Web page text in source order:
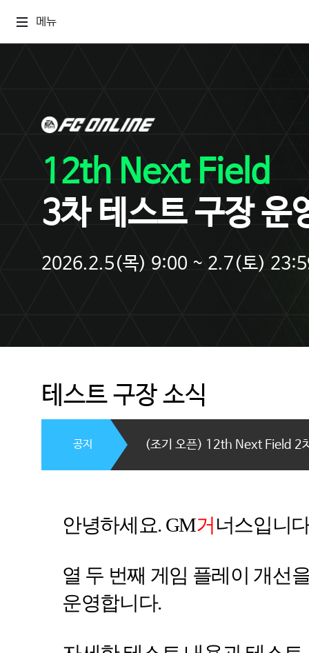
메뉴
12th Next Field
3차 테스트 구장 운
2026.2.5(목) 9:00 ~ 2.7(토)
테스트 구장 소식
(조기 오픈) 12th Next Field 2
공지
안녕하세요. GM거 너스입니
열 두 번째 게임 플레이 개선
운영합니다.